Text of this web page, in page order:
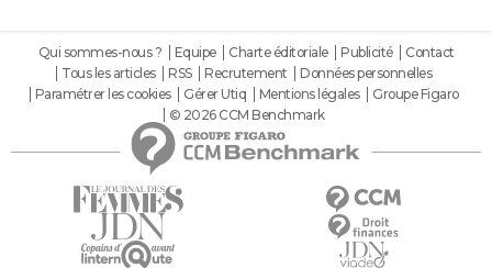
Qui sommes-nous ? Equipe Charte éditoriale Publicité
Contact
Tous les articles
RSS Recrutement
Données personnelles
Paramétrer les cookies
Gérer Utiq Mentions légales
Groupe Figaro
© 2026 CCM Benchmark